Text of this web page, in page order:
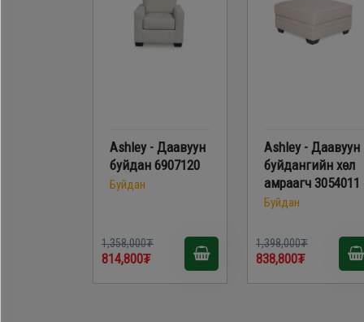
Ashley - Даавуун
буйдан 6907120
Буйдан
1,358,000₮
814,800₮
Ashley - Даавуун
буйдангийн хөл
амраагч 3054011
Буйдан
1,398,000₮
838,800₮